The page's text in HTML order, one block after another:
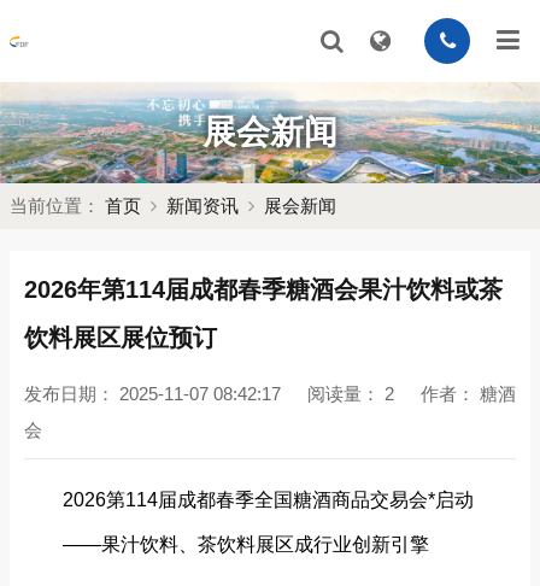
展会新闻
当前位置： 首页 新闻资讯 展会新闻
2026年第114届成都春季糖酒会果汁饮料或茶
饮料展区展位预订
发布日期： 2025-11-07 08:42:17 阅读量： 2 作者： 糖酒
会
2026第114届成都春季全国糖酒商品交易会*启动‌
——果汁饮料、茶饮料展区成行业创新引擎